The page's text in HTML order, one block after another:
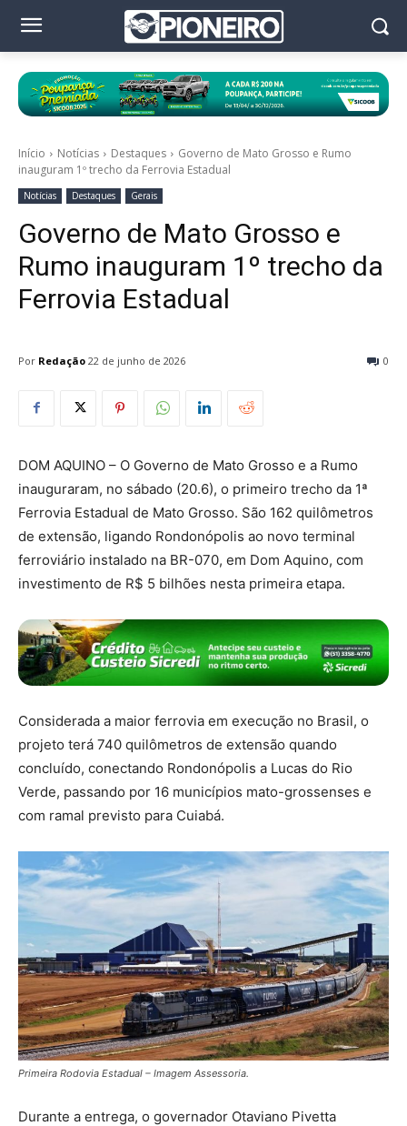
Início Notícias Destaques
Governo de Mato Grosso e Rumo
inauguram 1º trecho da Ferrovia Estadual
Notícias Destaques Gerais
Governo de Mato Grosso e
Rumo inauguram 1º trecho da
Ferrovia Estadual
Por Redação 0
22 de junho de 2026
DOM AQUINO – O Governo de Mato Grosso e a Rumo
inauguraram, no sábado (20.6), o primeiro trecho da 1ª
Ferrovia Estadual de Mato Grosso. São 162 quilômetros
de extensão, ligando Rondonópolis ao novo terminal
ferroviário instalado na BR-070, em Dom Aquino, com
investimento de R$ 5 bilhões nesta primeira etapa.
Considerada a maior ferrovia em execução no Brasil, o
projeto terá 740 quilômetros de extensão quando
concluído, conectando Rondonópolis a Lucas do Rio
Verde, passando por 16 municípios mato-grossenses e
com ramal previsto para Cuiabá.
Primeira Rodovia Estadual – Imagem Assessoria.
Durante a entrega, o governador Otaviano Pivetta